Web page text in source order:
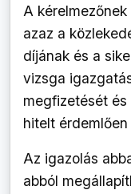
A
azaz a
díjának és a
vizsga
megfizetését
hitelt
Az igazolás
abból